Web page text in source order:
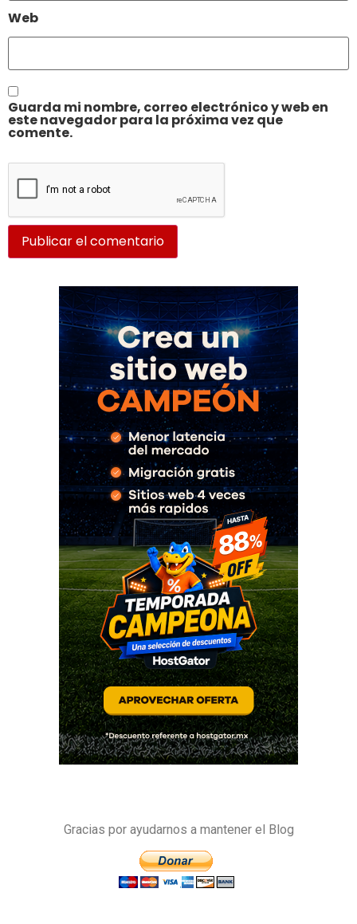
Web
Guarda mi nombre, correo electrónico y web en
este navegador para la próxima vez que
comente.
Gracias por ayudarnos a mantener el Blog